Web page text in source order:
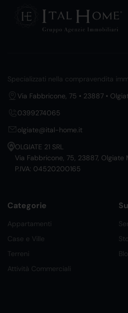
Specializzati nella compravendita
Via Fabbricone, 75 • 23887 •
0399274065
olgiate@ital-home.it
OLGIATE 21 SRL
Via Fabbricone, 75, 23887, Olgiate
P.IVA: 04520200165
Categorie
Appartamenti
Case e Ville
Terreni
Attività Commerciali